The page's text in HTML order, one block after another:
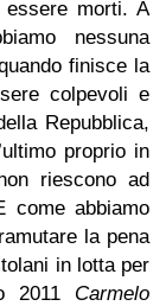
essere morti. A
nessuna
finisce la
colpevoli e
Repubblica,
proprio in
riescono ad
abbiamo
la pena
in lotta per
2011 Carmelo